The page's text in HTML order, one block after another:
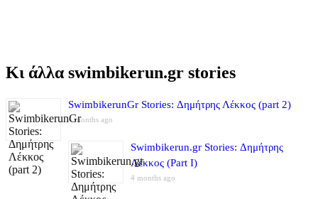
Κι άλλα swimbikerun.gr stories
SwimbikerunGr Stories: Δημήτρης Λέκκος (part 2)
4 months ago
Swimbikerun.gr Stories: Δημήτρης
Λέκκος (Part I)
4 months ago